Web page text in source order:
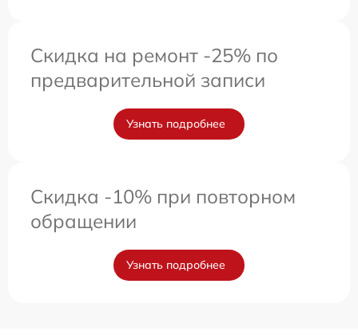
Скидка на ремонт -25% по
предварительной записи
Узнать подробнее
Скидка -10% при повторном
обращении
Узнать подробнее